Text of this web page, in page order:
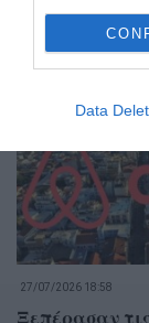
Data
Σχετικά Άρθρα
27/07/2026 18:58
Ξεπέρασαν